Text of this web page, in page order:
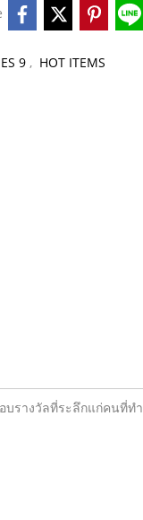
9 , HOT ITEMS
รางวัลที่ระลึกแก่คนที่ท